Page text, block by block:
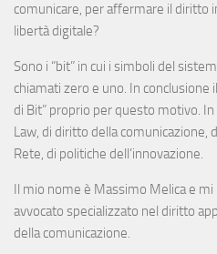
comunicare, per affermare il diritto
libertà digitale?
Sono i “bit” in cui i simboli del
chiamati zero e uno. In conclusione
di Bit” proprio per questo motivo.
Law, di diritto della comunicazione,
Rete, di politiche dell’innovazione.
Il mio nome è Massimo Melica e mi
avvocato specializzato nel diritto
della comunicazione.